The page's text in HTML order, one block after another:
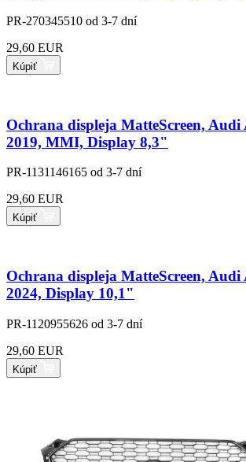
PR-270345510 od 3-7 dní
29,60 EUR
Kúpiť
Ochrana displeja MatteScreen, Audi
2019, MMI, Display 8,3"
PR-1131146165 od 3-7 dní
29,60 EUR
Kúpiť
Ochrana displeja MatteScreen, Audi
2024, Display 10,1"
PR-1120955626 od 3-7 dní
29,60 EUR
Kúpiť